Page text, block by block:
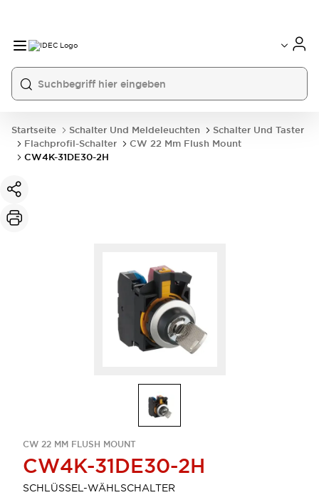
Startseite Schalter Und Meldeleuchten
Schalter Und Taster
Flachprofil-Schalter
CW 22 Mm Flush Mount
CW4K-31DE30-2H
CW 22 MM FLUSH MOUNT
CW4K-31DE30-2H
SCHLÜSSEL-WÄHLSCHALTER